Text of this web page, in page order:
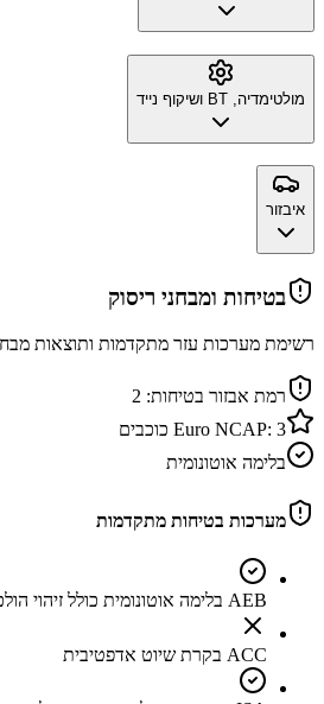
מולטימדיה, BT ושיקוף נייד
איבזור
בטיחות ומבחני ריסוק
רשימת מערכות עזר מתקדמות ותוצאות
רמת אבזור בטיחות: 2
Euro NCAP: 3
כוכבים
בלימה אוטונומית
מערכות בטיחות מתקדמות
AEB בלימה אוטונומית כולל זיהוי הולכי רגל ואופניים
ACC בקרת שיוט אדפטיבית